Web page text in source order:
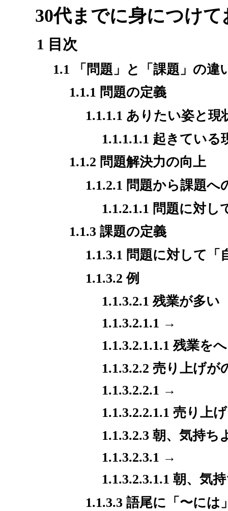
30代までに身につけ
1 目次
1.1 「問題」と「課題」の違
1.1.1 問題の定義
1.1.1.1 ありたい姿と
1.1.1.1.1 起きている
1.1.2 問題解決力の向上
1.1.2.1 問題から課題へ
1.1.2.1.1 問題に対
1.1.3 課題の定義
1.1.3.1 問題に対して
1.1.3.2 例
1.1.3.2.1 残業が多い
1.1.3.2.1.1 →
1.1.3.2.1.1.1 残業を
1.1.3.2.2 売り上げが
1.1.3.2.2.1 →
1.1.3.2.2.1.1 売り上
1.1.3.2.3 朝、気持
1.1.3.2.3.1 →
1.1.3.2.3.1.1 朝、気
1.1.3.3 語尾に「〜には